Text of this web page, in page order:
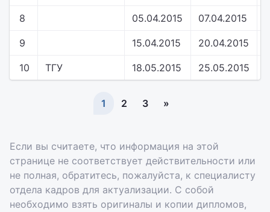
8 05.04.2015 07.04.2015
9 15.04.2015 20.04.2015
10 ТГУ 18.05.2015 25.05.2015
1 2 3 »
Если вы считаете, что информация на этой
странице не соответствует действительности или
не полная, обратитесь, пожалуйста, к специалисту
отдела кадров для актуализации. С собой
необходимо взять оригиналы и копии дипломов,